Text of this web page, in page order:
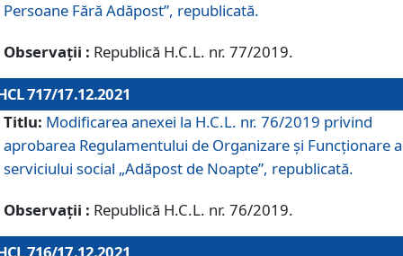
Persoane Fără Adăpost”, republicată.
Observații : Republică H.C.L. nr. 77/2019.
717/17.12.2021
Titlu: Modificarea anexei la H.C.L. nr. 76/2019 privind
aprobarea Regulamentului de Organizare şi Funcționare
serviciului social „Adăpost de Noapte”, republicată.
Observații : Republică H.C.L. nr. 76/2019.